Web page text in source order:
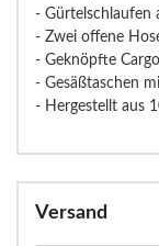
- Gürtelschlaufen
- Zwei offene
- Geknöpfte
- Gesäßtaschen
- Hergestellt aus
Versand